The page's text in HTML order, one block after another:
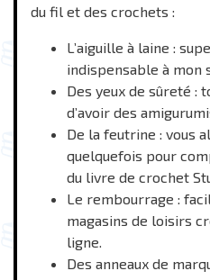
du fil et des crochets :
L’aiguille à laine :
indispensable à mon
Des yeux de sûreté :
d’avoir des
De la feutrine : vous
quelquefois pour
du livre de crochet
Le rembourrage :
magasins de loisirs
ligne.
Des anneaux de